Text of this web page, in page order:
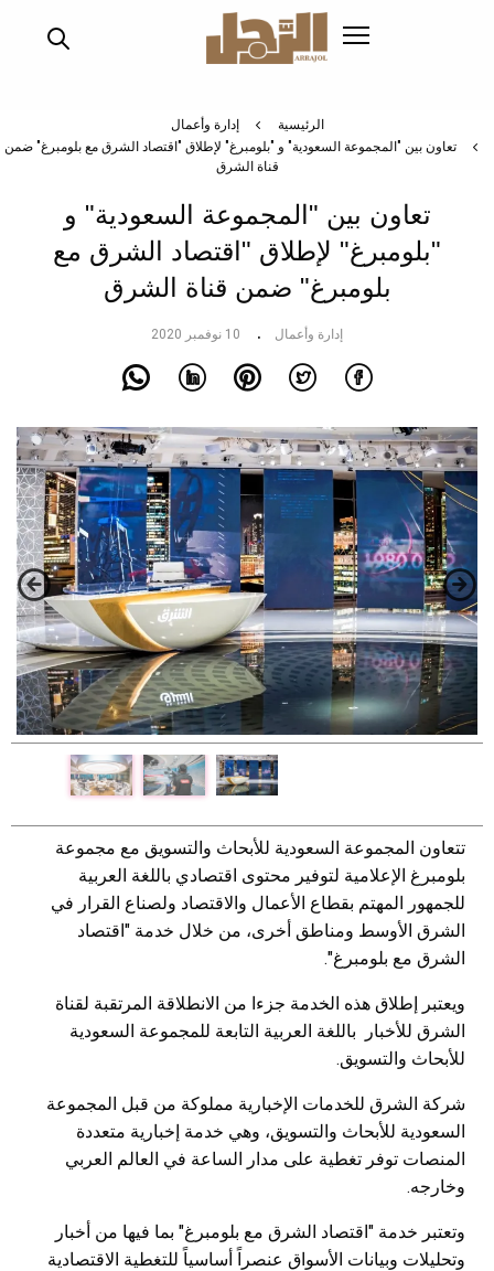
الرئيسية
إدارة وأعمال
تعاون بين "المجموعة السعودية" و "بلومبرغ" لإطلاق "اقتصاد الشرق مع بلومبرغ" ضمن
قناة الشرق
تعاون بين "المجموعة السعودية" و
"بلومبرغ" لإطلاق "اقتصاد الشرق مع
بلومبرغ" ضمن قناة الشرق
إدارة وأعمال 10 نوفمبر 2020
تتعاون المجموعة السعودية للأبحاث والتسويق مع مجموعة
بلومبرغ الإعلامية لتوفير محتوى اقتصادي باللغة العربية
للجمهور المهتم بقطاع الأعمال والاقتصاد ولصناع القرار في
الشرق الأوسط ومناطق أخرى، من خلال خدمة "اقتصاد
الشرق مع بلومبرغ".
ويعتبر إطلاق هذه الخدمة جزءا من الانطلاقة المرتقبة لقناة
الشرق للأخبار باللغة العربية التابعة للمجموعة السعودية
للأبحاث والتسويق.
شركة الشرق للخدمات الإخبارية مملوكة من قبل المجموعة
السعودية للأبحاث والتسويق، وهي خدمة إخبارية متعددة
المنصات توفر تغطية على مدار الساعة في العالم العربي
وخارجه.
وتعتبر خدمة "اقتصاد الشرق مع بلومبرغ" بما فيها من أخبار
وتحليلات وبيانات الأسواق عنصراً أساسياً للتغطية الاقتصادية